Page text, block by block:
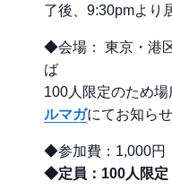
了後、9:30pmより
◆会場： 東京・港
ば
100人限定のため
ルマガにてお知ら
◆参加費：1,000円
◆定員：100人限定